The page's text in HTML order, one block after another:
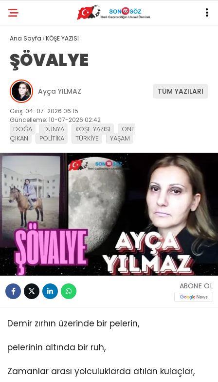
Ana Sayfa ›KÖŞE YAZISI
ŞÖVALYE
Ayça YILMAZ TÜM YAZILARI
Giriş: 04-07-2026 06:15
Güncelleme: 10-07-2026 02:42
DOĞA DÜNYA KÖŞE YAZISI
ÖNE
ÇIKAN
POLİTİKA TÜRKİYE YAŞAM
ABONE OL
Demir zırhın üzerinde bir pelerin,
pelerinin altında bir ruh,
Zamanlar arası yolculuklarda atılan kulaçlar,